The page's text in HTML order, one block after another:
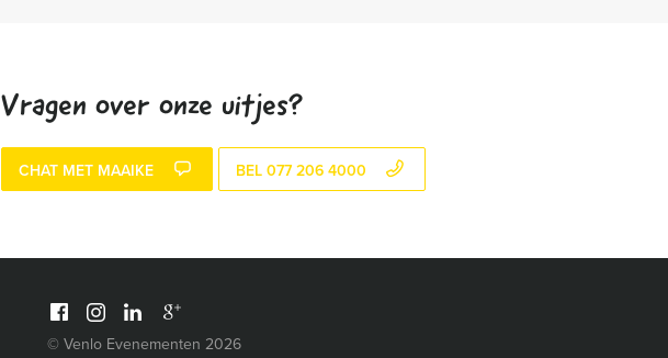
Vragen over onze uitjes?
CHAT MET MAAIKE BEL 077 206 4000
© Venlo Evenementen 2026